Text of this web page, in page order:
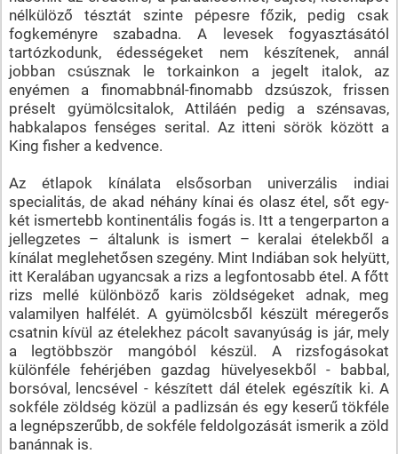
nélkülöző tésztát szinte pépesre főzik, pedig csak
fogkeményre szabadna. A levesek fogyasztásától
tartózkodunk, édességeket nem készítenek, annál
jobban csúsznak le torkainkon a jegelt italok, az
enyémen a finomabbnál-finomabb dzsúszok, frissen
préselt gyümölcsitalok, Attiláén pedig a szénsavas,
habkalapos fenséges serital. Az itteni sörök között a
King fisher a kedvence.
Az étlapok kínálata elsősorban univerzális indiai
specialitás, de akad néhány kínai és olasz étel, sőt egy-
két ismertebb kontinentális fogás is. Itt a tengerparton a
jellegzetes – általunk is ismert – keralai ételekből a
kínálat meglehetősen szegény. Mint Indiában sok helyütt,
itt Keralában ugyancsak a rizs a legfontosabb étel. A főtt
rizs mellé különböző karis zöldségeket adnak, meg
valamilyen halfélét. A gyümölcsből készült méregerős
csatnin kívül az ételekhez pácolt savanyúság is jár, mely
a legtöbbször mangóból készül. A rizsfogásokat
különféle fehérjében gazdag hüvelyesekből - babbal,
borsóval, lencsével - készített dál ételek egészítik ki. A
sokféle zöldség közül a padlizsán és egy keserű tökféle
a legnépszerűbb, de sokféle feldolgozását ismerik a zöld
banánnak is.